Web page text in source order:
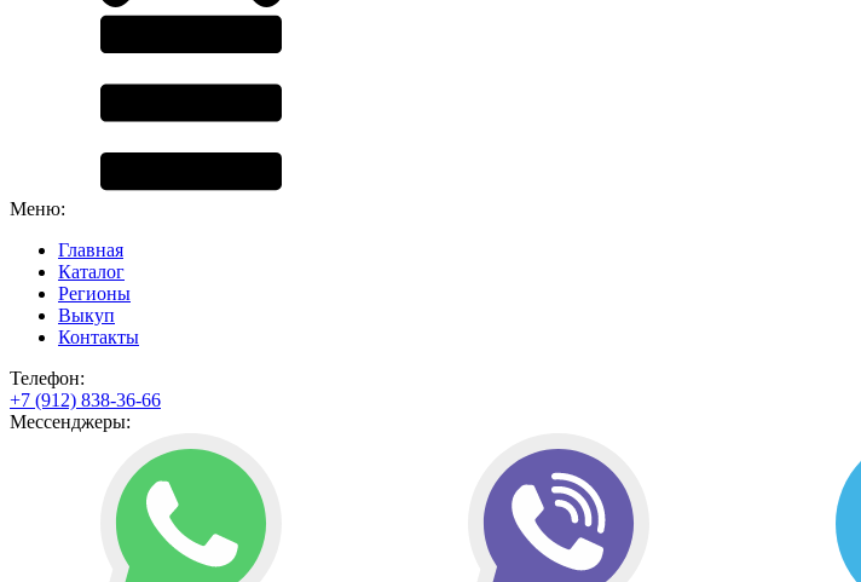
Меню:
Главная
Каталог
Регионы
Выкуп
Контакты
Телефон:
+7 (912) 838-36-66
Мессенджеры: